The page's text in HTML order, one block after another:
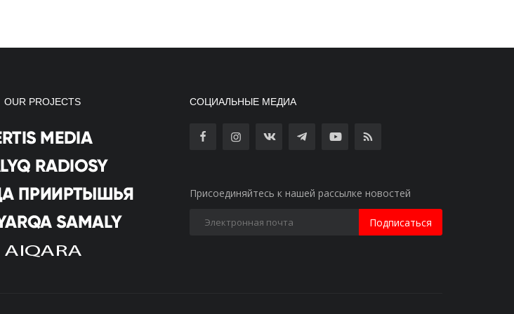
OUR PROJECTS СОЦИАЛЬНЫЕ МЕДИА
Присоединяйтесь к нашей рассылке новостей
Подписаться